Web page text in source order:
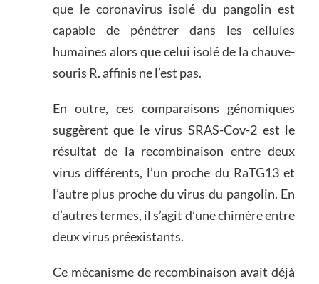
que le coronavirus isolé du pangolin est
capable de pénétrer dans les cellules
humaines alors que celui isolé de la chauve-
souris R. affinis ne l’est pas.
En outre, ces comparaisons génomiques
suggèrent que le virus SRAS-Cov-2 est le
résultat de la recombinaison entre deux
virus différents, l’un proche du RaTG13 et
l’autre plus proche du virus du pangolin. En
d’autres termes, il s’agit d’une chimère entre
deux virus préexistants.
Ce mécanisme de recombinaison avait déjà